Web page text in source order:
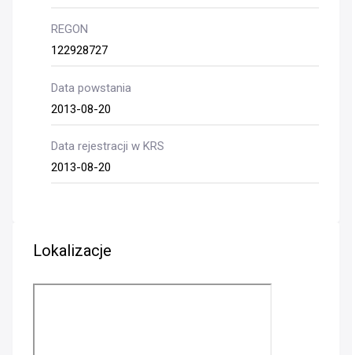
REGON
122928727
Data powstania
2013-08-20
Data rejestracji w KRS
2013-08-20
Lokalizacje